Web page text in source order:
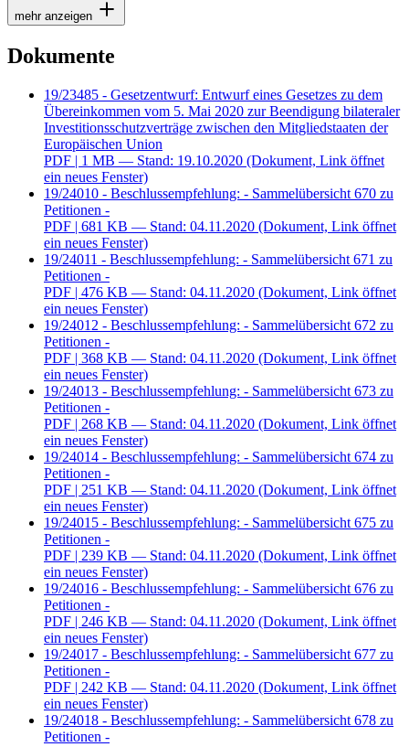
mehr anzeigen
Dokumente
19/23485 - Gesetzentwurf: Entwurf eines Gesetzes zu dem
Übereinkommen vom 5. Mai 2020 zur Beendigung bilateraler
Investitionsschutzverträge zwischen den Mitgliedstaaten der
Europäischen Union
PDF | 1 MB — Stand: 19.10.2020 (Dokument, Link öffnet
ein neues Fenster)
19/24010 - Beschlussempfehlung: - Sammelübersicht 670 zu
Petitionen -
PDF | 681 KB — Stand: 04.11.2020 (Dokument, Link öffnet
ein neues Fenster)
19/24011 - Beschlussempfehlung: - Sammelübersicht 671 zu
Petitionen -
PDF | 476 KB — Stand: 04.11.2020 (Dokument, Link öffnet
ein neues Fenster)
19/24012 - Beschlussempfehlung: - Sammelübersicht 672 zu
Petitionen -
PDF | 368 KB — Stand: 04.11.2020 (Dokument, Link öffnet
ein neues Fenster)
19/24013 - Beschlussempfehlung: - Sammelübersicht 673 zu
Petitionen -
PDF | 268 KB — Stand: 04.11.2020 (Dokument, Link öffnet
ein neues Fenster)
19/24014 - Beschlussempfehlung: - Sammelübersicht 674 zu
Petitionen -
PDF | 251 KB — Stand: 04.11.2020 (Dokument, Link öffnet
ein neues Fenster)
19/24015 - Beschlussempfehlung: - Sammelübersicht 675 zu
Petitionen -
PDF | 239 KB — Stand: 04.11.2020 (Dokument, Link öffnet
ein neues Fenster)
19/24016 - Beschlussempfehlung: - Sammelübersicht 676 zu
Petitionen -
PDF | 246 KB — Stand: 04.11.2020 (Dokument, Link öffnet
ein neues Fenster)
19/24017 - Beschlussempfehlung: - Sammelübersicht 677 zu
Petitionen -
PDF | 242 KB — Stand: 04.11.2020 (Dokument, Link öffnet
ein neues Fenster)
19/24018 - Beschlussempfehlung: - Sammelübersicht 678 zu
Petitionen -